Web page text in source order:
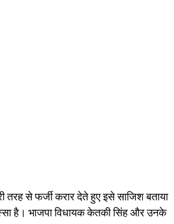
तरह से फर्जी करार देते हुए इसे साजिश बताया
है। भाजपा विधायक केतकी सिंह और उनके